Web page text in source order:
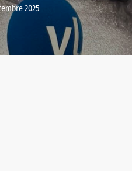
2025